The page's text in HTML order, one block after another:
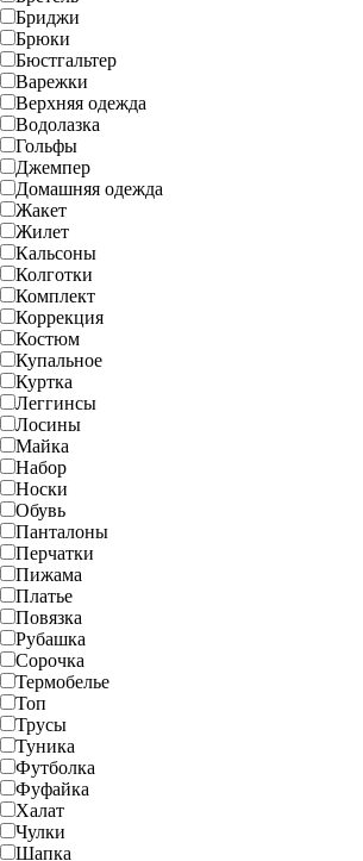
Бриджи
Брюки
Бюстгальтер
Варежки
Верхняя одежда
Водолазка
Гольфы
Джемпер
Домашняя одежда
Жакет
Жилет
Кальсоны
Колготки
Комплект
Коррекция
Костюм
Купальное
Куртка
Леггинсы
Лосины
Майка
Набор
Носки
Обувь
Панталоны
Перчатки
Пижама
Платье
Повязка
Рубашка
Сорочка
Термобелье
Топ
Трусы
Туника
Футболка
Фуфайка
Халат
Чулки
Шапка